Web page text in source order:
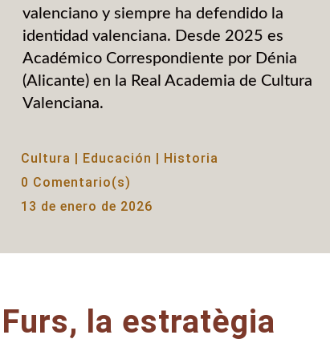
valenciano y siempre ha defendido la
identidad valenciana. Desde 2025 es
Académico Correspondiente por Dénia
(Alicante) en la Real Academia de Cultura
Valenciana.
Cultura | Educación | Historia
0 Comentario(s)
13 de enero de 2026
la estratègia